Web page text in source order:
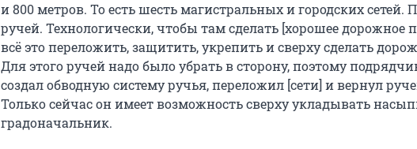
и 800 метров. То есть шесть магистральных и городских сетей.
ручей. Технологически, чтобы там сделать [хорошее дорожное
всё это переложить, защитить, укрепить и сверху сделать
Для этого ручей надо было убрать в сторону, поэтому
создал обводную систему ручья, переложил [сети] и вернул
Только сейчас он имеет возможность сверху укладывать
градоначальник.